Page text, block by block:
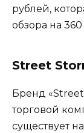
рублей,
обзора на
Street
Бренд «Street
торговой
существует